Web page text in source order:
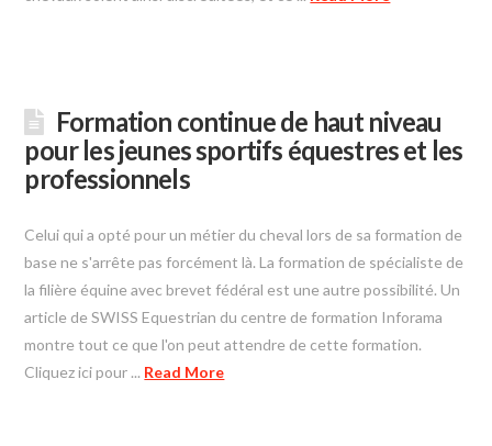
Formation continue de haut niveau
pour les jeunes sportifs équestres et les
professionnels
Celui qui a opté pour un métier du cheval lors de sa formation de
base ne s'arrête pas forcément là. La formation de spécialiste de
la filière équine avec brevet fédéral est une autre possibilité. Un
article de SWISS Equestrian du centre de formation Inforama
montre tout ce que l'on peut attendre de cette formation.
Cliquez ici pour ... Read More